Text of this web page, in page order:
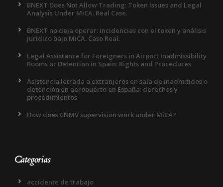
BNEXT Does Not Allow Trading: Token Issues and Legal
Analysis Under MiCA. Real Case.
BNEXT no deja operar: incidencias con el token y análisis
jurídico bajo MiCA. Caso Real.
Legal Assistance for Foreigners in Airport Inadmissibility
Rooms or Detention in Spain: Rights and Procedures
Asistencia letrada a extranjeros en sala de inadmitidos o
detención en aeropuerto en España: derechos y
procedimientos
How does CNMV supervision work under MiCA?
Categorias
accidente de trabajo